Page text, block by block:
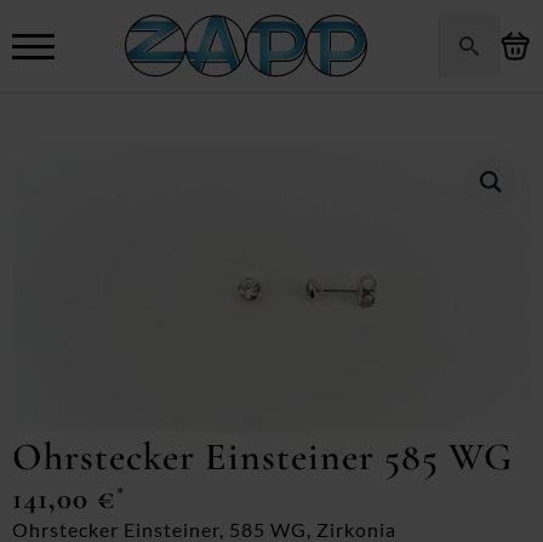
Ohrstecker Einsteiner 585 WG
141,00 €*
Ohrstecker Einsteiner, 585 WG, Zirkonia